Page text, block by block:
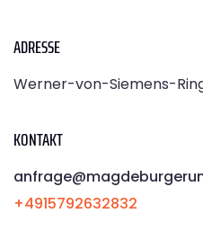
ADRESSE
Werner-von-Siemens-Ring
KONTAKT
+4915792632832